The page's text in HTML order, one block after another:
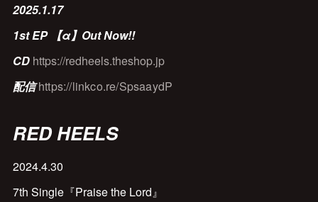
2025.1.17
1st EP 【α】Out Now!!
CD https://redheels.theshop.jp
配信https://linkco.re/SpsaaydP
RED HEELS
2024.4.30
7th Single『Praise the Lord』